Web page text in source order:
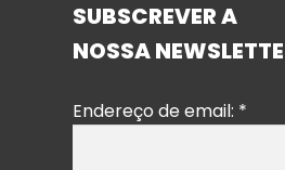
SUBSCREVER A
NOSSA
Endereço de email: *